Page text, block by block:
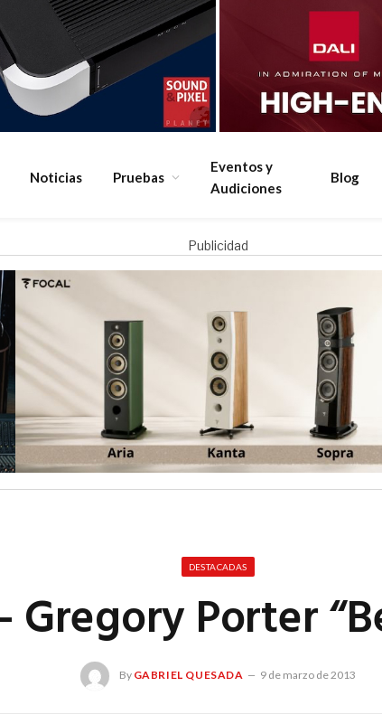
Noticias Pruebas
Eventos y
Audiciones
Blog
Publicidad
DESTACADAS
Gregory Porter
By GABRIEL QUESADA 9 de marzo de 2013